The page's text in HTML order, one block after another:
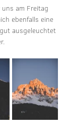
am Freitag
ebenfalls eine
ausgeleuchtet